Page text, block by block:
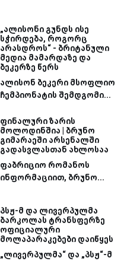
„ალისონი გუნდს ისე
სჭირდება, როგორც
არასდროს“ - ბრიტანული
მედია მამარდაზე და
ბეკერზე წერს
ალისონ ბეკერი მსოფლიო
ჩემპიონატის შემდგომი...
ფინალური ზარის
მოლოდინშია | ბრუნო
გიმარაეში არსენალში
გადასვლასთან ახლოსაა
ფაბრიციო რომანოს
ინფორმაციით, ბრუნო...
პსჟ-მ და ლივერპულმა
ბარკოლას ტრანსფერზე
ოფიციალური
მოლაპარაკებები დაიწყეს
„ლივერპულმა“ და „პსჟ“-მ